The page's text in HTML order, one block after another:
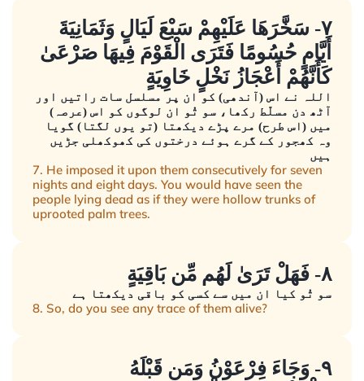
٧- سَخَّرَهَا عَلَيْهِمْ سَبْعَ لَيَالٍ وَثَمَانِيَةَ
أَيَّامٍ حُسُومًا فَتَرَى الْقَوْمَ فِيهَا صَرْعَىٰ
كَأَنَّهُمْ أَعْجَازُ نَخْلٍ خَاوِيَةٍ
اللہ نے اس (آندھی) کو ان پر مسلسل سات راتیں اور
آٹھ دن مسلّط رکھا، سو تُو ان لوگوں کو اس (عرصہ)
میں (اس طرح) مرے پڑے دیکھتا (تو یوں لگتا) گویا
وہ کھجور کے گرے ہوئے درختوں کی کھوکھلی جڑیں
ہیں
7. He imposed it upon them consecutively for seven
nights and eight days. You would have seen the
people lying dead as if they were hollow trunks of
uprooted palm trees.
٨- فَهَلْ تَرَىٰ لَهُم مِّن بَاقِيَةٍ
سو تُو کیا ان میں سے کسی کو باقی دیکھتا ہے
8. So, do you see any trace of them alive?
٩- وَجَاءَ فِرْعَوْنُ وَمَن قَبْلَهُ